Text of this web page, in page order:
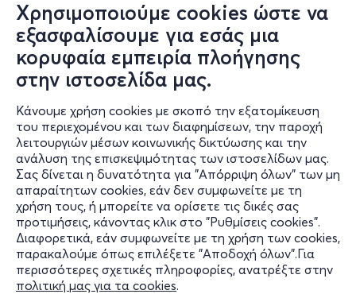
Χρησιμοποιούμε cookies ώστε να
εξασφαλίσουμε για εσάς μια
κορυφαία εμπειρία πλοήγησης
στην ιστοσελίδα μας.
Κάνουμε χρήση cookies με σκοπό την εξατομίκευση
του περιεχομένου και των διαφημίσεων, την παροχή
λειτουργιών μέσων κοινωνικής δικτύωσης και την
ανάλυση της επισκεψιμότητας των ιστοσελίδων μας.
Σας δίνεται η δυνατότητα για "Απόρριψη όλων" των μη
απαραίτητων cookies, εάν δεν συμφωνείτε με τη
χρήση τους, ή μπορείτε να ορίσετε τις δικές σας
προτιμήσεις, κάνοντας κλικ στο "Ρυθμίσεις cookies".
Διαφορετικά, εάν συμφωνείτε με τη χρήση των cookies,
παρακαλούμε όπως επιλέξετε "Αποδοχή όλων".Για
περισσότερες σχετικές πληροφορίες, ανατρέξτε στην
πολιτική μας για τα cookies.